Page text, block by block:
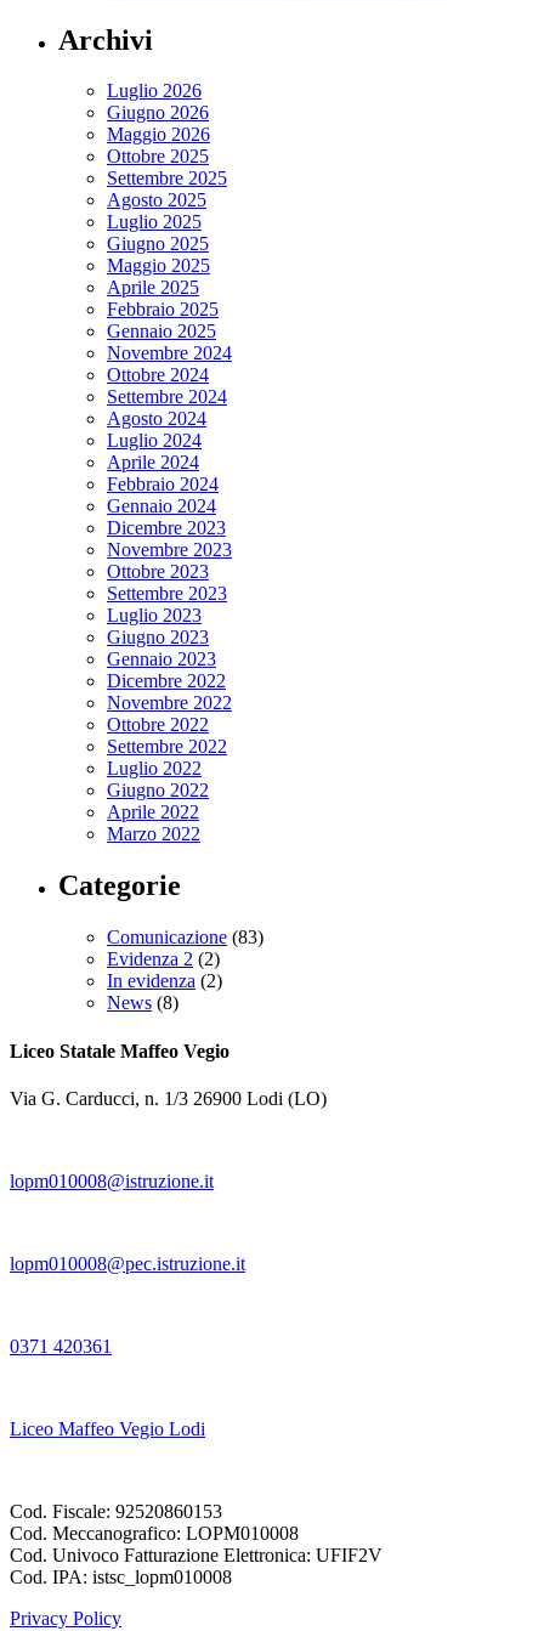
Archivi
Luglio 2026
Giugno 2026
Maggio 2026
Ottobre 2025
Settembre 2025
Agosto 2025
Luglio 2025
Giugno 2025
Maggio 2025
Aprile 2025
Febbraio 2025
Gennaio 2025
Novembre 2024
Ottobre 2024
Settembre 2024
Agosto 2024
Luglio 2024
Aprile 2024
Febbraio 2024
Gennaio 2024
Dicembre 2023
Novembre 2023
Ottobre 2023
Settembre 2023
Luglio 2023
Giugno 2023
Gennaio 2023
Dicembre 2022
Novembre 2022
Ottobre 2022
Settembre 2022
Luglio 2022
Giugno 2022
Aprile 2022
Marzo 2022
Categorie
Comunicazione (83)
Evidenza 2 (2)
In evidenza (2)
News (8)
Liceo Statale Maffeo Vegio
Via G. Carducci, n. 1/3 26900 Lodi (LO)
lopm010008@istruzione.it
lopm010008@pec.istruzione.it
0371 420361
Liceo Maffeo Vegio Lodi
Cod. Fiscale: 92520860153
Cod. Meccanografico: LOPM010008
Cod. Univoco Fatturazione Elettronica: UFIF2V
Cod. IPA: istsc_lopm010008
Privacy Policy